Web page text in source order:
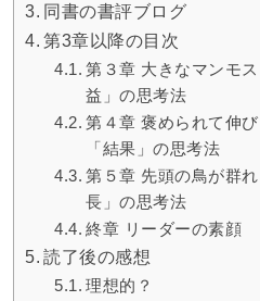
同書の書評ブログ
第3章以降の目次
第３章 大きなマンモ
益」の思考法
第４章 褒められて伸
「結果」の思考法
第５章 先頭の鳥が群
長」の思考法
終章 リーダーの素顔
読了後の感想
理想的？